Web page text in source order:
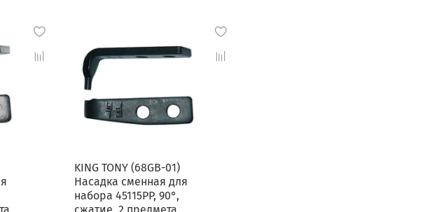
KING TONY (68GB-01)
Насадка сменная для
набора 45115PP, 90°,